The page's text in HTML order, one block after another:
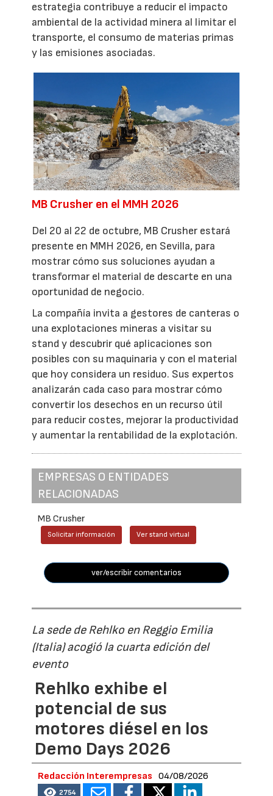
estrategia contribuye a reducir el impacto
ambiental de la actividad minera al limitar el
transporte, el consumo de materias primas
y las emisiones asociadas.
MB Crusher en el MMH 2026
Del 20 al 22 de octubre, MB Crusher estará
presente en MMH 2026, en Sevilla, para
mostrar cómo sus soluciones ayudan a
transformar el material de descarte en una
oportunidad de negocio.
La compañía invita a gestores de canteras o
una explotaciones mineras a visitar su
stand y descubrir qué aplicaciones son
posibles con su maquinaria y con el material
que hoy considera un residuo. Sus expertos
analizarán cada caso para mostrar cómo
convertir los desechos en un recurso útil
para reducir costes, mejorar la productividad
y aumentar la rentabilidad de la explotación.
EMPRESAS O ENTIDADES
RELACIONADAS
MB Crusher
Solicitar información Ver stand virtual
ver/escribir comentarios
La sede de Rehlko en Reggio Emilia
(Italia) acogió la cuarta edición del
evento
Rehlko exhibe el
potencial de sus
motores diésel en los
Demo Days 2026
Redacción Interempresas 04/08/2026
2754